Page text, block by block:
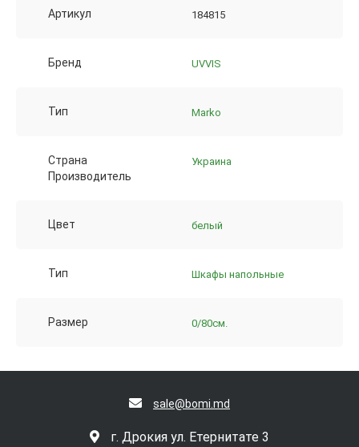
Артикул 184815
Бренд UVVIS
Тип Marko
Страна
Производитель
Украина
Цвет белый
Тип Шкафы напольные
Размер 0/80см.
sale@bomi.md
г. Дрокия ул. Етернитате 3